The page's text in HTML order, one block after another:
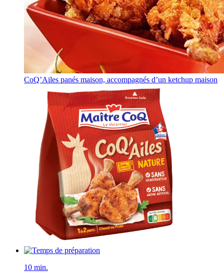
CoQ’Ailes panés maison, accompagnés d’un ketchup maison
10 min.